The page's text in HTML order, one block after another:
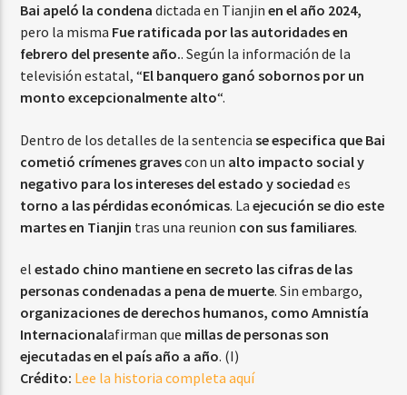
Bai apeló la condenadictada en Tianjin en el año 2024,
pero la misma Fue ratificada por las autoridades en
febrero del presente año.. Según la información de la
televisión estatal, “El banquero ganó sobornos por un
monto excepcionalmente alto“.
Dentro de los detalles de la sentenciase especifica que Bai
cometió crímenes gravescon un alto impacto social y
negativo para los intereses del estado y sociedades
torno a las pérdidas económicas. Laejecución se dio este
martes en Tianjin tras una reunion con sus familiares.
elestado chino mantiene en secreto las cifras de las
personas condenadas a pena de muerte. Sin embargo,
organizaciones de derechos humanos, como Amnistía
Internacionalafirman que millas de personas son
ejecutadas en el país año a año. (I)
Crédito: Lee la historia completa aquí